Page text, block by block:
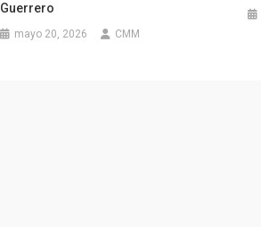
Guerrero
mayo 20, 2026 CMM